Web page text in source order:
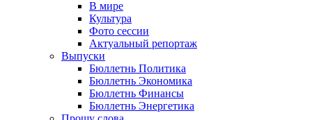
В мире
Культура
Фото сессии
Актуальный репортаж
Выпуски
Бюллетнь Политика
Бюллетнь Экономика
Бюллетнь Финансы
Бюллетнь Энергетика